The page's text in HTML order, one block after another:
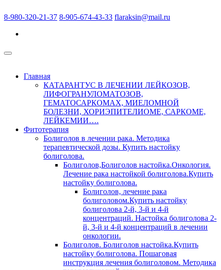
8-980-320-21-37 8-905-674-43-33 flaraksin@mail.ru
Главная
КАТАРАНТУС В ЛЕЧЕНИИ ЛЕЙКОЗОВ,
ЛИФОГРАНУЛОМАТОЗОВ,
ГЕМАТОСАРКОМАХ, МИЕЛОМНОЙ
БОЛЕЗНИ, ХОРИЭПИТЕЛИОМЕ, САРКОМЕ,
ЛЕЙКЕМИИ….
Фитотерапия
Болиголов в лечении рака. Методика
терапевтической дозы. Купить настойку
болиголова.
Болиголов,Болиголов настойка.Онкология.
Лечение рака настойкой болиголова.Купить
настойку болиголова.
Болиголов, лечение рака
болиголовом.Купить настойку
болиголова 2-й, 3-й и 4-й
концентраций. Настойка болиголова 2-
й, 3-й и 4-й концентраций в лечении
онкологии.
Болиголов. Болиголов настойка.Купить
настойку болиголова. Пошаговая
инструкция лечения болиголовом. Методика